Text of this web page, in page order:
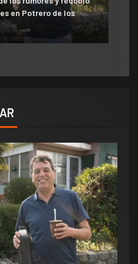
en Potrero de los
de punta contra el
la Municipalidad: